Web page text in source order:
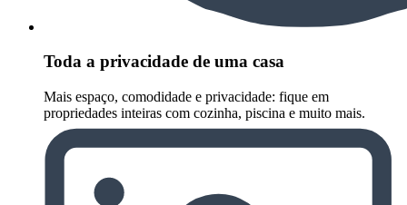
Toda a privacidade de uma casa
Mais espaço, comodidade e privacidade: fique em
propriedades inteiras com cozinha, piscina e muito mais.